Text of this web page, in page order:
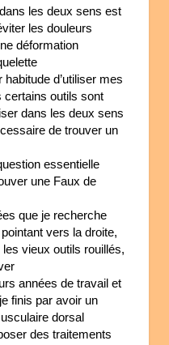
les deux sens est
les douleurs
déformation
habitude d’utiliser mes
outils sont
dans les deux sens
de trouver un
essentielle
une Faux de
que je recherche
vers la droite,
vieux outils rouillés,
années de travail et
finis par avoir un
dorsal
des traitements